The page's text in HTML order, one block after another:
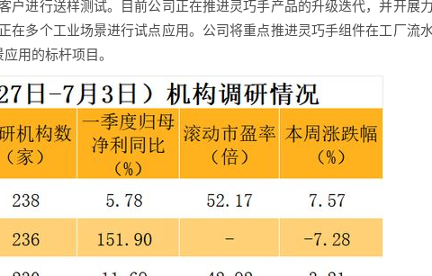
户进行送样测试。目前公司正在推进灵巧手产品的升级迭代，并开展力
在多个工业场景进行试点应用。公司将重点推进灵巧手组件在工厂流
用的标杆项目。